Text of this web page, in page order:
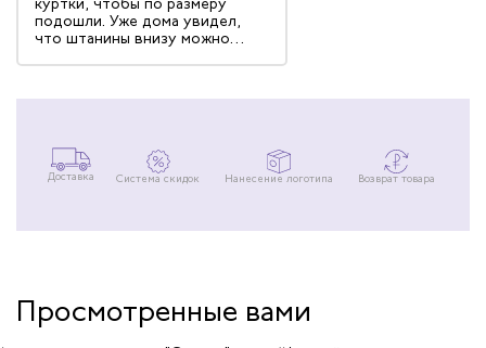
подошли. Уже дома увидел,
что штанины внизу можно
Зачетно придумали. На коленях
Доставка Система скидок Нанесение логотипа Возврат товара
Просмотренные вами